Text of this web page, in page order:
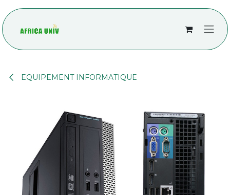
EQUIPEMENT INFORMATIQUE